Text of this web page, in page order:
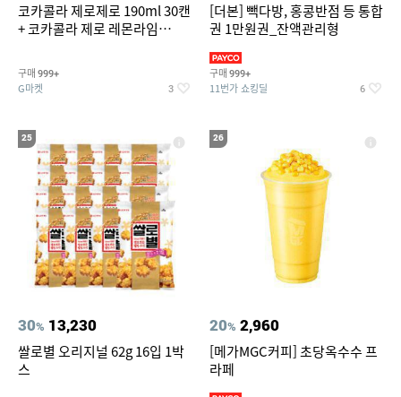
코카콜라 제로제로 190ml 30캔
+ 코카콜라 제로 레몬라임
티커 세트
구매 999+
G마켓 3
[더본] 빽다방, 홍콩반점 등 통합
권 1만원권_잔액관리형
구매 999+
11번가 쇼킹딜 6
25
30% 13,230
쌀로별 오리지널 62g 16입 1박
스
26
20% 2,960
[메가MGC커피] 초당옥수수 프
라페